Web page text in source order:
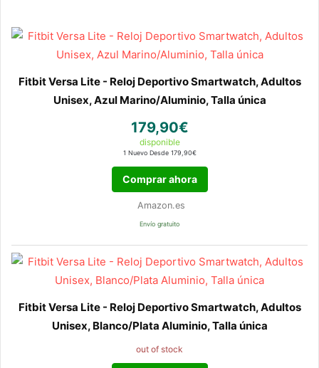
Fitbit Versa Lite - Reloj Deportivo Smartwatch, Adultos
Unisex, Azul Marino/Aluminio, Talla única
179,90€
disponible
1 Nuevo Desde 179,90€
Comprar ahora
Amazon.es
Envío gratuito
Fitbit Versa Lite - Reloj Deportivo Smartwatch, Adultos
Unisex, Blanco/Plata Aluminio, Talla única
out of stock